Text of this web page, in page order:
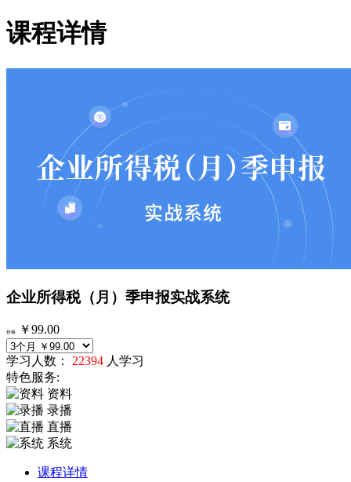
课程详情
企业所得税（月）季申报实战系统
价格 ￥99.00
学习人数： 22394 人学习
特色服务:
资料
录播
直播
系统
课程详情